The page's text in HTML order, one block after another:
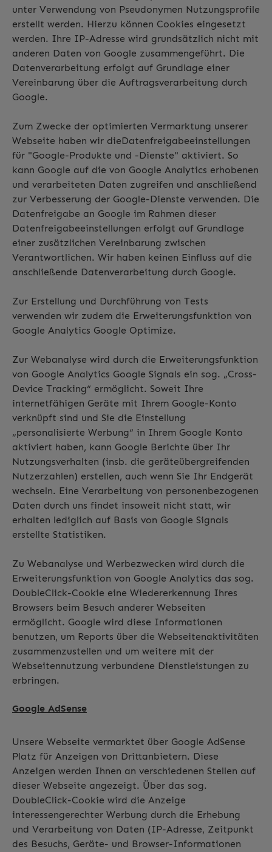
unter Verwendung von Pseudonymen Nutzungsprofile
erstellt werden. Hierzu können Cookies eingesetzt
werden. Ihre IP-Adresse wird grundsätzlich nicht mit
anderen Daten von Google zusammengeführt. Die
Datenverarbeitung erfolgt auf Grundlage einer
Vereinbarung über die Auftragsverarbeitung durch
Google.
Zum Zwecke der optimierten Vermarktung unserer
Webseite haben wir dieDatenfreigabeeinstellungen
für "Google-Produkte und -Dienste" aktiviert. So
kann Google auf die von Google Analytics erhobenen
und verarbeiteten Daten zugreifen und anschließend
zur Verbesserung der Google-Dienste verwenden. Die
Datenfreigabe an Google im Rahmen dieser
Datenfreigabeeinstellungen erfolgt auf Grundlage
einer zusätzlichen Vereinbarung zwischen
Verantwortlichen. Wir haben keinen Einfluss auf die
anschließende Datenverarbeitung durch Google.
Zur Erstellung und Durchführung von Tests
verwenden wir zudem die Erweiterungsfunktion von
Google Analytics Google Optimize.
Zur Webanalyse wird durch die Erweiterungsfunktion
von Google Analytics Google Signals ein sog. „Cross-
Device Tracking“ ermöglicht. Soweit Ihre
internetfähigen Geräte mit Ihrem Google-Konto
verknüpft sind und Sie die Einstellung
„personalisierte Werbung“ in Ihrem Google Konto
aktiviert haben, kann Google Berichte über Ihr
Nutzungsverhalten (insb. die geräteübergreifenden
Nutzerzahlen) erstellen, auch wenn Sie Ihr Endgerät
wechseln. Eine Verarbeitung von personenbezogenen
Daten durch uns findet insoweit nicht statt, wir
erhalten lediglich auf Basis von Google Signals
erstellte Statistiken.
Zu Webanalyse und Werbezwecken wird durch die
Erweiterungsfunktion von Google Analytics das sog.
DoubleClick-Cookie eine Wiedererkennung Ihres
Browsers beim Besuch anderer Webseiten
ermöglicht. Google wird diese Informationen
benutzen, um Reports über die Webseitenaktivitäten
zusammenzustellen und um weitere mit der
Webseitennutzung verbundene Dienstleistungen zu
erbringen.
Google AdSense
Unsere Webseite vermarktet über Google AdSense
Platz für Anzeigen von Drittanbietern. Diese
Anzeigen werden Ihnen an verschiedenen Stellen auf
dieser Webseite angezeigt. Über das sog.
DoubleClick-Cookie wird die Anzeige
interessengerechter Werbung durch die Erhebung
und Verarbeitung von Daten (IP-Adresse, Zeitpunkt
des Besuchs, Geräte- und Browser-Informationen